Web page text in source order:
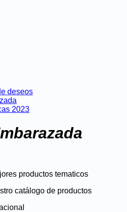
deseos
2023
productos tematicos
catálogo de productos